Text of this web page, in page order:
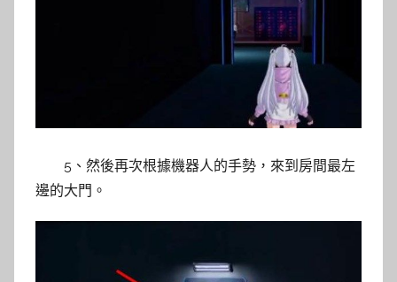
5、然後再次根據機器人的手勢，來到房間最左
邊的大門。